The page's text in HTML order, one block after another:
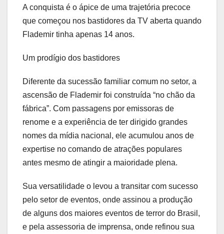
A conquista é o ápice de uma trajetória precoce
que começou nos bastidores da TV aberta quando
Flademir tinha apenas 14 anos.
Um prodígio dos bastidores
Diferente da sucessão familiar comum no setor, a
ascensão de Flademir foi construída “no chão da
fábrica”. Com passagens por emissoras de
renome e a experiência de ter dirigido grandes
nomes da mídia nacional, ele acumulou anos de
expertise no comando de atrações populares
antes mesmo de atingir a maioridade plena.
Sua versatilidade o levou a transitar com sucesso
pelo setor de eventos, onde assinou a produção
de alguns dos maiores eventos de terror do Brasil,
e pela assessoria de imprensa, onde refinou sua